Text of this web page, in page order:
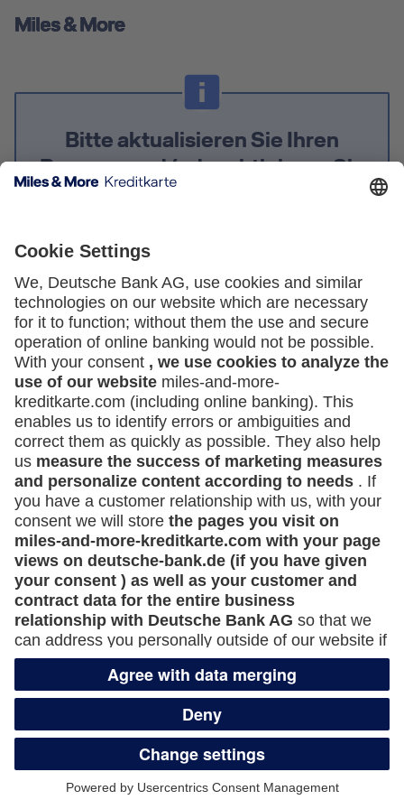
Bitte aktualisieren Sie Ihren
Browser und/oder aktivieren Sie
JavaScript.
nutzen zu können, benötigen Sie einen aktuellen
Sicherheitsgründen sollten Sie Ihren Browser
regelmäßig aktualisieren, damit dieser immer auf
dem neuesten Stand ist.
Please update your browser
and/or enable JavaScript.
To use the full functionality of this website, you need
an up-to-date browser with JavaScript enabled. For
security reasons, you should update your browser
regularly so that it is always up to date.